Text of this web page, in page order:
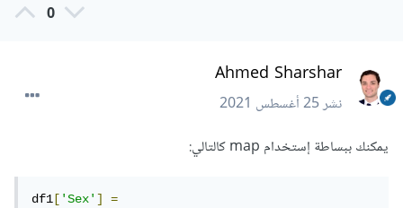
0
Ahmed Sharshar
نشر25 أغسطس 2021
يمكنك ببساطة إستخدام map كالتالي:
df1 ['Sex']
=